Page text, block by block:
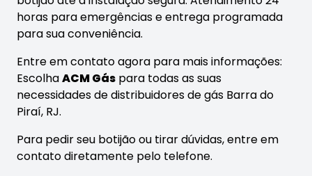
horas para emergências e entrega programada
para sua conveniência.
Entre em contato agora para mais informações:
EscolhaACM Gás para todas as suas
necessidades de distribuidores de gás Barra do
Piraí, RJ.
Para pedir seu botijão ou tirar dúvidas, entre em
contato diretamente pelo telefone.